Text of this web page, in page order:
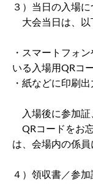
３）当日の入場に
大会当日は、以
・スマートフォ
いる入場用QRコ
・紙などに印刷
入場後に参加証
QRコードをお
は、会場内の係員
４）領収書／参